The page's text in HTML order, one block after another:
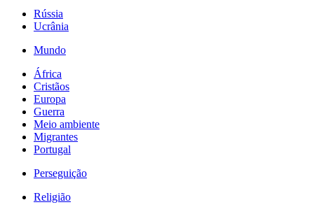
Rússia
Ucrânia
Mundo
África
Cristãos
Europa
Guerra
Meio ambiente
Migrantes
Portugal
Perseguição
Religião